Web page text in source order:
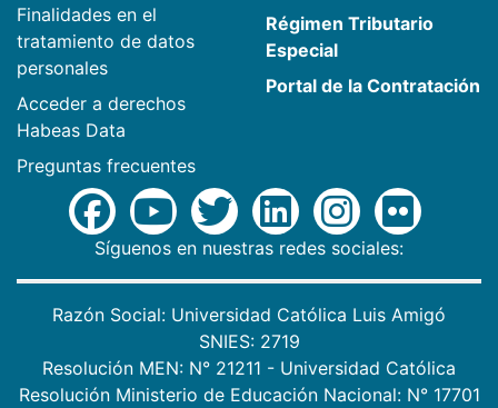
Finalidades en el
tratamiento de datos
personales
Acceder a derechos
Habeas Data
Preguntas frecuentes
Régimen Tributario
Especial
Portal de la Contratación
Síguenos en nuestras redes sociales:
Razón Social: Universidad Católica Luis Amigó
SNIES: 2719
Resolución MEN: N° 21211 - Universidad Católica
Resolución Ministerio de Educación Nacional: N° 17701